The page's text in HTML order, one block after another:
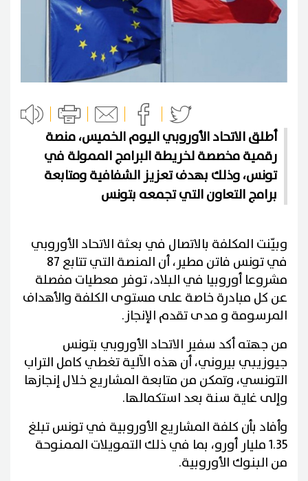
أطلق الاتحاد الأوروبي اليوم الخميس، منصة
رقمية مخصصة لخريطة البرامج الممولة في
تونس، وذلك بهدف تعزيز الشفافية ومتابعة
برامج التعاون التي تجمعه بتونس
وبيّنت المكلفة بالاتصال في بعثة الاتحاد الأوروبي
في تونس فاتن مطير، أن المنصة التي تتابع 87
مشروعا أوروبيا في البلاد، توفر معطيات مفصلة
عن كل مبادرة خاصة على مستوى الكلفة والأهداف
المرسومة و مدى تقدم الإنجاز.
من جهته أكد سفير الاتحاد الأوروبي بتونس
جيوزيبي بيروني، أن هذه الآلية تغطي كامل التراب
التونسي، وتمكن من متابعة المشاريع خلال إنجازها
وإلى غاية سنة بعد استكمالها.
وأفاد بأن كلفة المشاريع الأوروبية في تونس تبلغ
1.35 مليار أورو، بما في ذلك التمويلات الممنوحة
من البنوك الأوروبية.